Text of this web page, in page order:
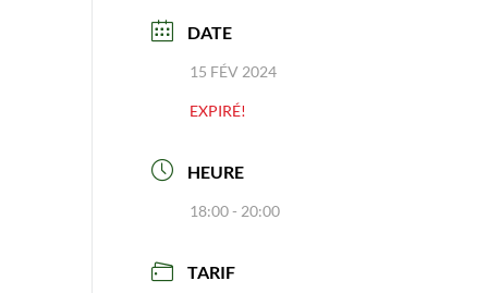
DATE
15 FÉV 2024
EXPIRÉ!
HEURE
18:00 - 20:00
TARIF